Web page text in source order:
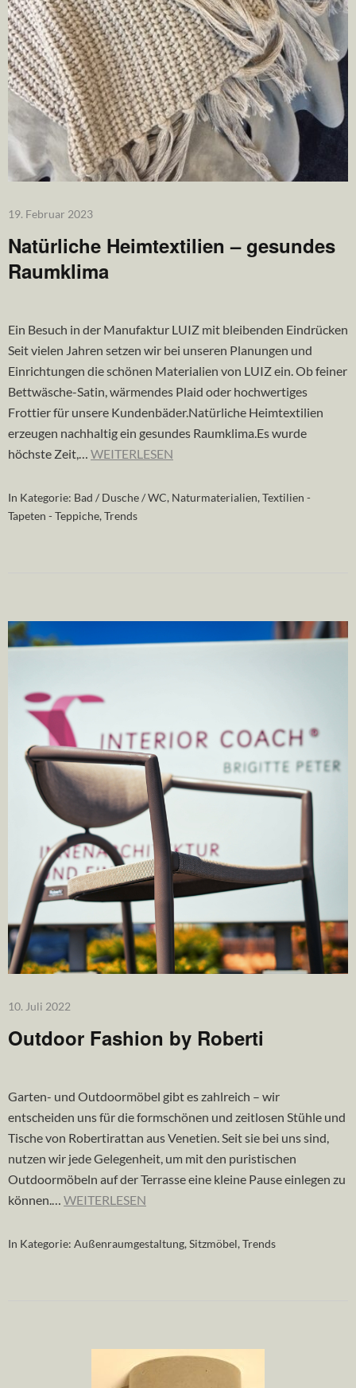
19. Februar 2023
Natürliche Heimtextilien – gesundes
Raumklima
Ein Besuch in der Manufaktur LUIZ mit bleibenden Eindrücken
Seit vielen Jahren setzen wir bei unseren Planungen und
Einrichtungen die schönen Materialien von LUIZ ein. Ob feiner
Bettwäsche-Satin, wärmendes Plaid oder hochwertiges
Frottier für unsere Kundenbäder.Natürliche Heimtextilien
erzeugen nachhaltig ein gesundes Raumklima.Es wurde
höchste Zeit,… WEITERLESEN
In Kategorie: Bad / Dusche / WC, Naturmaterialien,Textilien -
Tapeten - Teppiche,Trends
10. Juli 2022
Outdoor Fashion by Roberti
Garten- und Outdoormöbel gibt es zahlreich – wir
entscheiden uns für die formschönen und zeitlosen Stühle und
Tische von Robertirattan aus Venetien. Seit sie bei uns sind,
nutzen wir jede Gelegenheit, um mit den puristischen
Outdoormöbeln auf der Terrasse eine kleine Pause einlegen zu
können.… WEITERLESEN
In Kategorie: Außenraumgestaltung,Sitzmöbel,Trends